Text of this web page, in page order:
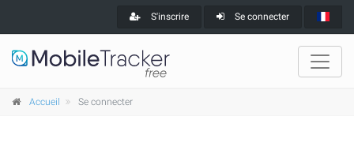
S'inscrire Se connecter
Accueil Se connecter